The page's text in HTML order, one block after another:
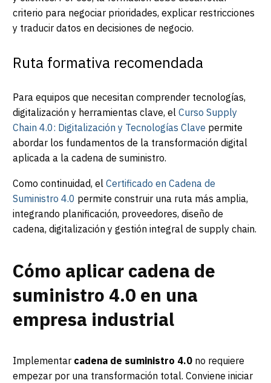
criterio para negociar prioridades, explicar restricciones
y traducir datos en decisiones de negocio.
Ruta formativa recomendada
Para equipos que necesitan comprender tecnologías,
digitalización y herramientas clave, el Curso Supply
Chain 4.0: Digitalización y Tecnologías Clave permite
abordar los fundamentos de la transformación digital
aplicada a la cadena de suministro.
Como continuidad, el Certificado en Cadena de
Suministro 4.0 permite construir una ruta más amplia,
integrando planificación, proveedores, diseño de
cadena, digitalización y gestión integral de supply chain.
Cómo aplicar cadena de
suministro 4.0 en una
empresa industrial
Implementar cadena de suministro 4.0 no requiere
empezar por una transformación total. Conviene iniciar